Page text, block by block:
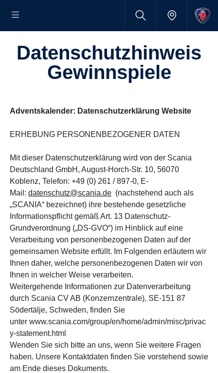
Daten­schutz­hin­weis
Gewinn­spiele
Adventskalender: Datenschutzerklärung Website
ERHEBUNG PERSONENBEZOGENER DATEN
Mit dieser Datenschutzerklärung wird von der Scania
Deutschland GmbH, August-Horch-Str. 10, 56070
Koblenz, Telefon: +49 (0) 261 / 897-0, E-
Mail: datenschutz@scania.de (nachstehend auch als
„SCANIA“ bezeichnet) ihre bestehende gesetzliche
Informationspflicht gemäß Art. 13 Datenschutz-
Grundverordnung („DS-GVO“) im Hinblick auf eine
Verarbeitung von personenbezogenen Daten auf der
gemeinsamen Website erfüllt. Im Folgenden erläutern wir
Ihnen daher, welche personenbezogenen Daten wir von
Ihnen in welcher Weise verarbeiten.
Weitergehende Informationen zur Datenverarbeitung
durch Scania CV AB (Konzernzentrale), SE-151 87
Södertälje, Schweden, finden Sie
unter www.scania.com/group/en/home/admin/misc/privac
y-statement.html
Wenden Sie sich bitte an uns, wenn Sie weitere Fragen
haben. Unsere Kontaktdaten finden Sie vorstehend sowie
am Ende dieses Dokuments.